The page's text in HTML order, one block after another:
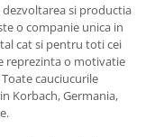
si productia
o companie unica in
cat si pentru toti cei
reprezinta o motivatie
cauciucurile
Korbach, Germania,